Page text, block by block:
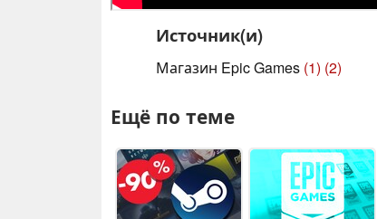
Источник(и)
Магазин Epic Games (1) (2)
Ещё по теме